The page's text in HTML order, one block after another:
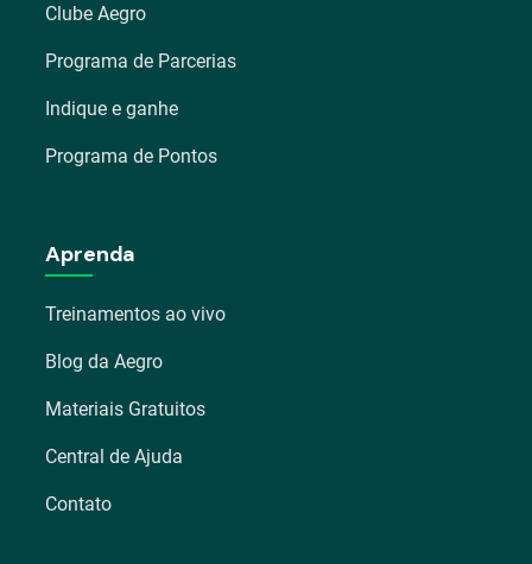
Clube Aegro
Programa de Parcerias
Indique e ganhe
Programa de Pontos
Aprenda
Treinamentos ao vivo
Blog da Aegro
Materiais Gratuitos
Central de Ajuda
Contato